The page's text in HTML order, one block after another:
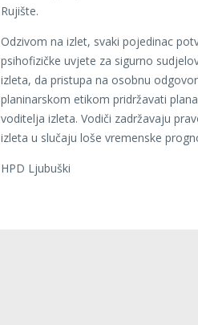
Rujište.
Odzivom na izlet, svaki pojedinac
psihofizičke uvjete za sigurno
izleta, da pristupa na osobnu
planinarskom etikom pridržavati
voditelja izleta. Vodiči zadržavaju
izleta u slučaju loše vremenske
HPD Ljubuški